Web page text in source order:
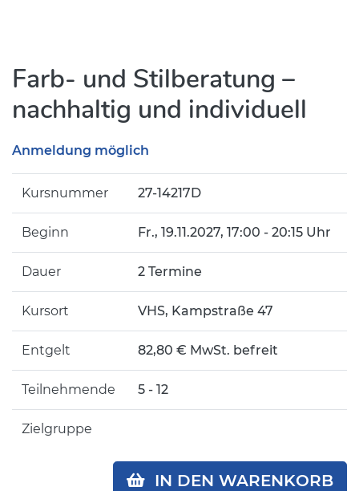
Farb- und Stilberatung –
nachhaltig und individuell
Anmeldung möglich
Kursnummer 27-14217D
Beginn Fr., 19.11.2027, 17:00 - 20:15 Uhr
Dauer 2 Termine
Kursort VHS, Kampstraße 47
Entgelt 82,80 € MwSt. befreit
Teilnehmende 5 - 12
Zielgruppe
IN DEN WARENKORB